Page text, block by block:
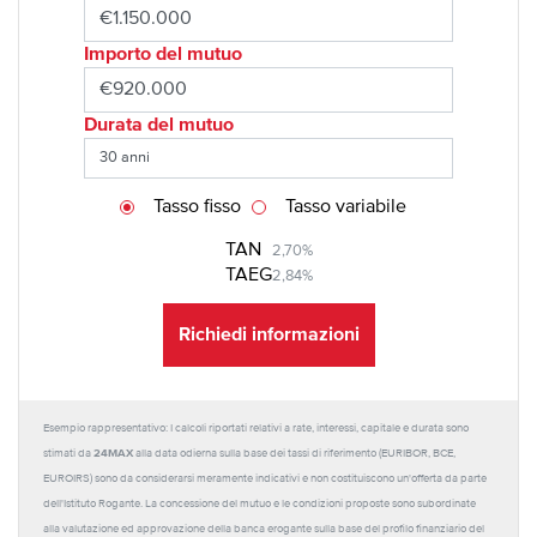
Importo del mutuo
Durata del mutuo
TAN 2,70%
TAEG2,84%
Tasso fisso Tasso variabile
Richiedi informazioni
Esempio rappresentativo: I calcoli riportati relativi a rate, interessi, capitale e durata sono
stimati da 24MAX alla data odierna sulla base dei tassi di riferimento (EURIBOR, BCE,
EUROIRS) sono da considerarsi meramente indicativi e non costituiscono un'offerta da parte
dell'Istituto Rogante. La concessione del mutuo e le condizioni proposte sono subordinate
alla valutazione ed approvazione della banca erogante sulla base del profilo finanziario del